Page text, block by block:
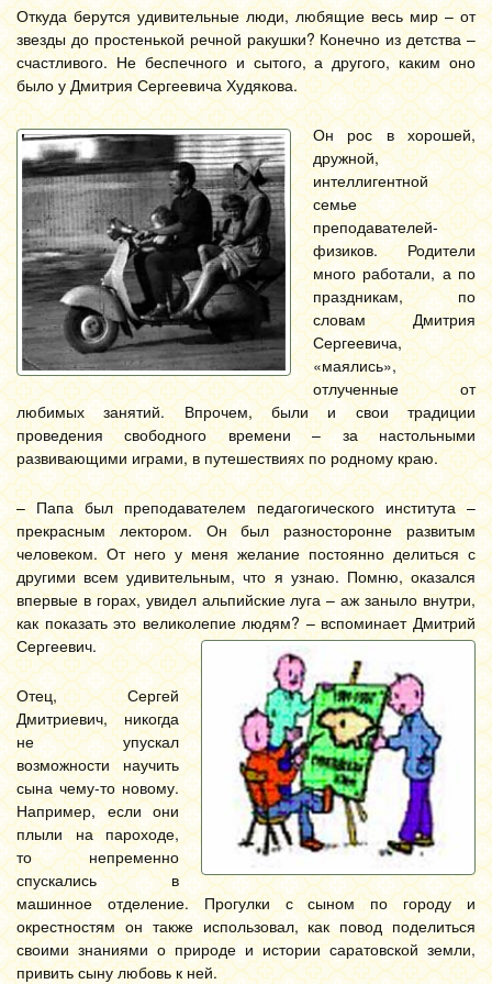
Откуда берутся удивительные люди, любящие весь мир – от
звезды до простенькой речной ракушки? Конечно из детства –
счастливого. Не беспечного и сытого, а другого, каким оно
было у Дмитрия Сергеевича Худякова.
Он рос в хорошей,
дружной,
интеллигентной
семье
преподавателей-
физиков. Родители
много работали, а по
праздникам, по
словам Дмитрия
Сергеевича,
«маялись»,
отлученные от
любимых занятий. Впрочем, были и свои традиции
проведения свободного времени – за настольными
развивающими играми, в путешествиях по родному краю.
– Папа был преподавателем педагогического института –
прекрасным лектором. Он был разносторонне развитым
человеком. От него у меня желание постоянно делиться с
другими всем удивительным, что я узнаю. Помню, оказался
впервые в горах, увидел альпийские луга – аж заныло внутри,
как показать это великолепие людям? – вспоминает Дмитрий
Сергеевич.
Отец, Сергей
Дмитриевич, никогда
не упускал
возможности научить
сына чему-то новому.
Например, если они
плыли на пароходе,
то непременно
спускались в
машинное отделение. Прогулки с сыном по городу и
окрестностям он также использовал, как повод поделиться
своими знаниями о природе и истории саратовской земли,
привить сыну любовь к ней.